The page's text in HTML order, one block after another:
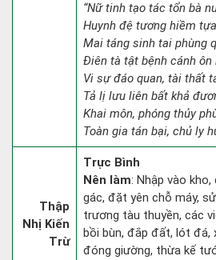
“Nữ tinh tạo tác tổn bà
Huynh đệ tương hiềm
Mai táng sinh tai phùng
Điên tà tật bệnh cánh ôn
Vi sự đáo quan, tài thất
Tả lị lưu liên bất khả
Khai môn, phóng thủy
Toàn gia tán bại, chủ ly
Thập
Nhị Kiến
Trừ
Trực Bình
Nên làm: Nhập vào
gác, đặt yên chỗ máy,
trương tàu thuyền, các
bồi bùn, đắp đất, lót đá,
đóng giường, thừa kế